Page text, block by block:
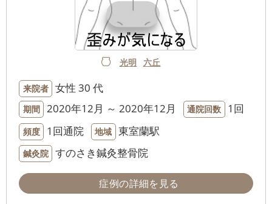
光明 六丘
来院者 女性 30 代
期間 2020年12月 ～ 2020年12月 通院回数 1回
頻度 1回通院 地域 東室蘭駅
鍼灸院 すのさき鍼灸整骨院
症例の詳細を見る